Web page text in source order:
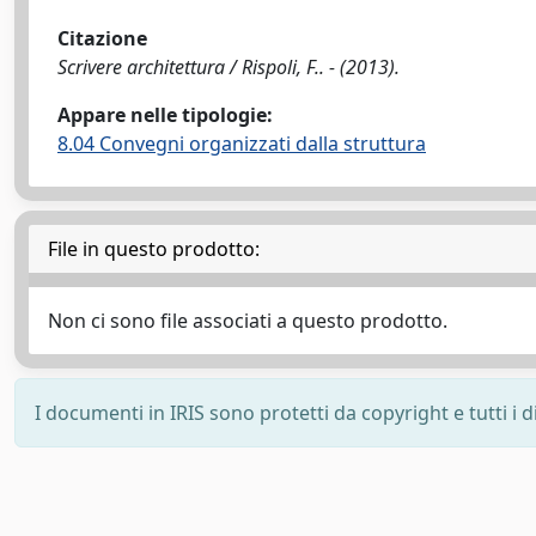
Citazione
Scrivere architettura / Rispoli, F.. - (2013).
Appare nelle tipologie:
8.04 Convegni organizzati dalla struttura
File in questo prodotto:
Non ci sono file associati a questo prodotto.
I documenti in IRIS sono protetti da copyright e tutti i